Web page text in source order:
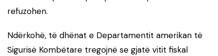
refuzohen.
Ndërkohë, të dhënat e Departamentit amerikan të
Sigurisë Kombëtare tregojnë se gjatë vitit fiskal